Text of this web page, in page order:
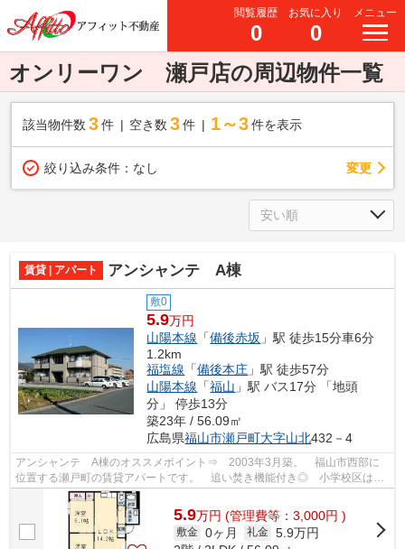
閲覧履歴
0
お気に入り
0
メニュー
オンリーワン 瀬戸店の周辺物件一覧
該当物件数 3件 空き数 3 件 1～3 件を表示
絞り込み条件： なし 変更
賃貸 | アパート アンシャンテ A棟
敷0
5.9万円
山陽本線 「備後赤坂 」駅 徒歩15分車6分
1.2km
福塩線 「備後本庄 」駅 徒歩57分
山陽本線 「福山 」駅 バス17分 「地頭
分」 停歩13分
築23年 / 56.09㎡
広島県福山市瀬戸町大字山北432－4
アンシャンテ A棟のオススメポイント⇒ 2003年3月築。 福山市西部に
位置する瀬戸町の賃貸アパートです。 追い焚き機能付き◎ 小学校区は瀬
戸小学校です。 徒歩約3分のところにスー...
5.9万円 (管理費等：3,000円 )
敷金 0ヶ月 礼金 5.9万円